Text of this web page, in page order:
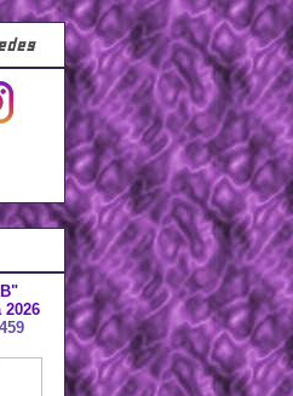
2026